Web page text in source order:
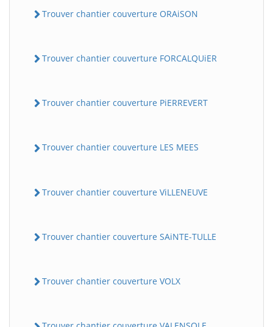
Trouver chantier couverture ORAiSON
Trouver chantier couverture FORCALQUiER
Trouver chantier couverture PiERREVERT
Trouver chantier couverture LES MEES
Trouver chantier couverture ViLLENEUVE
Trouver chantier couverture SAiNTE-TULLE
Trouver chantier couverture VOLX